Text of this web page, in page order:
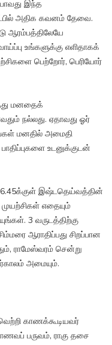
இந்த
அதிக கவனம் தேவை.
ஆரம்பத்திலேயே
உங்களுக்கு எளிதாகக்
பெற்றோர், பெரியோர்
மனதைக்
நல்லது. ஏதாவது ஓர்
மனதில் அமைதி
உடனுக்குடன்
6.45க்குள் இஷ்டதெய்வத்தின்
எதையும்
3 வருடத்திற்கு
ஆராதிப்பது சிறப்பான
ராமேஸ்வரம் சென்று
அமையும்.
காணக்கூடியவர்
பருவம், ராகு தசை